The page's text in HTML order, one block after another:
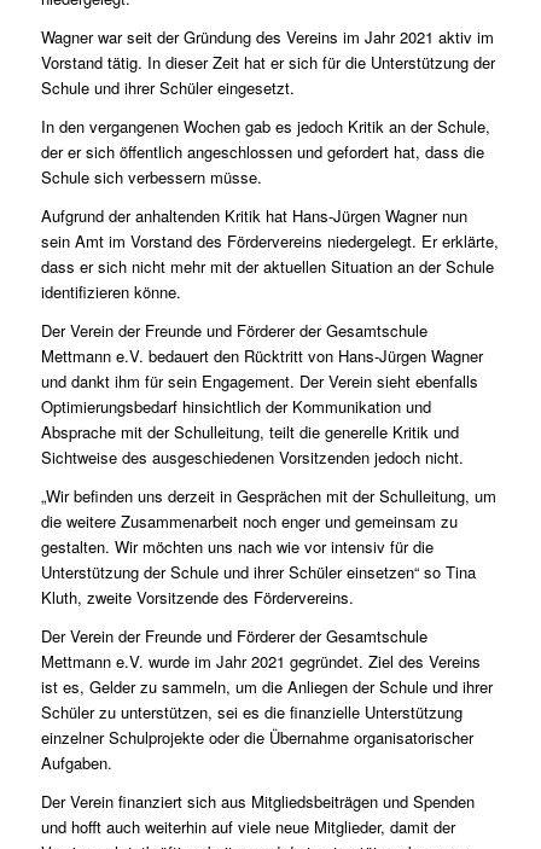
Wagner war seit der Gründung des Vereins im Jahr 2021 aktiv im
Vorstand tätig. In dieser Zeit hat er sich für die Unterstützung der
Schule und ihrer Schüler eingesetzt.
In den vergangenen Wochen gab es jedoch Kritik an der Schule,
der er sich öffentlich angeschlossen und gefordert hat, dass die
Schule sich verbessern müsse.
Aufgrund der anhaltenden Kritik hat Hans-Jürgen Wagner nun
sein Amt im Vorstand des Fördervereins niedergelegt. Er erklärte,
dass er sich nicht mehr mit der aktuellen Situation an der Schule
identifizieren könne.
Der Verein der Freunde und Förderer der Gesamtschule
Mettmann e.V. bedauert den Rücktritt von Hans-Jürgen Wagner
und dankt ihm für sein Engagement. Der Verein sieht ebenfalls
Optimierungsbedarf hinsichtlich der Kommunikation und
Absprache mit der Schulleitung, teilt die generelle Kritik und
Sichtweise des ausgeschiedenen Vorsitzenden jedoch nicht.
„Wir befinden uns derzeit in Gesprächen mit der Schulleitung, um
die weitere Zusammenarbeit noch enger und gemeinsam zu
gestalten. Wir möchten uns nach wie vor intensiv für die
Unterstützung der Schule und ihrer Schüler einsetzen“ so Tina
Kluth, zweite Vorsitzende des Fördervereins.
Der Verein der Freunde und Förderer der Gesamtschule
Mettmann e.V. wurde im Jahr 2021 gegründet. Ziel des Vereins
ist es, Gelder zu sammeln, um die Anliegen der Schule und ihrer
Schüler zu unterstützen, sei es die finanzielle Unterstützung
einzelner Schulprojekte oder die Übernahme organisatorischer
Aufgaben.
Der Verein finanziert sich aus Mitgliedsbeiträgen und Spenden
und hofft auch weiterhin auf viele neue Mitglieder, damit der